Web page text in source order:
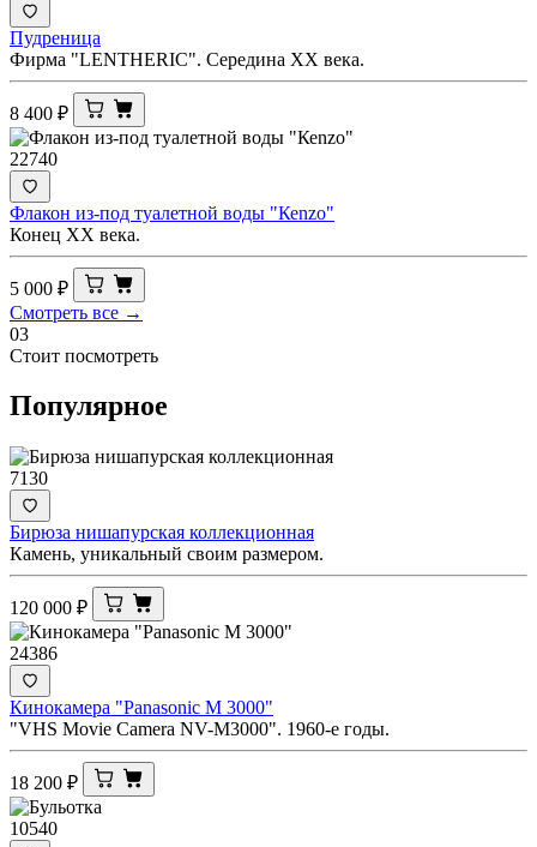
Пудреница
Фирма "LENTHERIC". Середина ХХ века.
8 400 ₽
22740
Флакон из-под туалетной воды "Кеnzo"
Конец ХХ века.
5 000 ₽
Смотреть все →
03
Стоит посмотреть
Популярное
7130
Бирюза нишапурская коллекционная
Камень, уникальный своим размером.
120 000 ₽
24386
Кинокамера "Panasonic M 3000"
"VHS Movie Camera NV-M3000". 1960-е годы.
18 200 ₽
10540